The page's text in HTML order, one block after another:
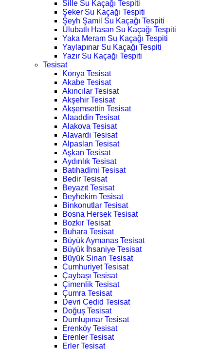
Sille Su Kaçağı Tespiti
Şeker Su Kaçağı Tespiti
Şeyh Şamil Su Kaçağı Tespiti
Ulubatlı Hasan Su Kaçağı Tespiti
Yaka Meram Su Kaçağı Tespiti
Yaylapınar Su Kaçağı Tespiti
Yazır Su Kaçağı Tespiti
Tesisat
Konya Tesisat
Akabe Tesisat
Akıncılar Tesisat
Akşehir Tesisat
Akşemsettin Tesisat
Alaaddin Tesisat
Alakova Tesisat
Alavardı Tesisat
Alpaslan Tesisat
Aşkan Tesisat
Aydınlık Tesisat
Batıhadimi Tesisat
Bedir Tesisat
Beyazıt Tesisat
Beyhekim Tesisat
Binkonutlar Tesisat
Bosna Hersek Tesisat
Bozkır Tesisat
Buhara Tesisat
Büyük Aymanas Tesisat
Büyük İhsaniye Tesisat
Büyük Sinan Tesisat
Cumhuriyet Tesisat
Çaybaşı Tesisat
Çimenlik Tesisat
Çumra Tesisat
Devri Cedid Tesisat
Doğuş Tesisat
Dumlupınar Tesisat
Erenköy Tesisat
Erenler Tesisat
Erler Tesisat